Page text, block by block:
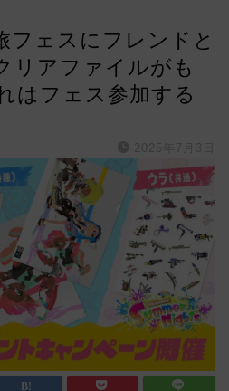
フェスにフレンドと
リアファイルがも
はフェス参加する